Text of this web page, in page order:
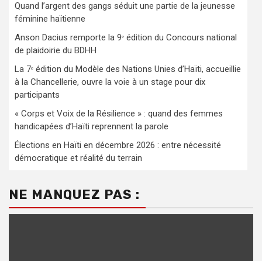
Quand l’argent des gangs séduit une partie de la jeunesse
féminine haïtienne
Anson Dacius remporte la 9ᵉ édition du Concours national
de plaidoirie du BDHH
La 7ᵉ édition du Modèle des Nations Unies d’Haïti, accueillie
à la Chancellerie, ouvre la voie à un stage pour dix
participants
« Corps et Voix de la Résilience » : quand des femmes
handicapées d’Haïti reprennent la parole
Élections en Haïti en décembre 2026 : entre nécessité
démocratique et réalité du terrain
NE MANQUEZ PAS :